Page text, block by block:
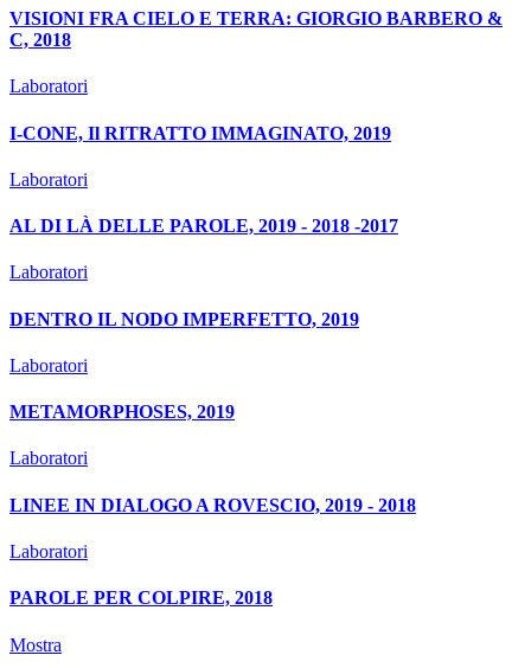
VISIONI FRA CIELO E TERRA: GIORGIO BARBERO &
C, 2018
Laboratori
I-CONE, Il RITRATTO IMMAGINATO, 2019
Laboratori
AL DI LÀ DELLE PAROLE, 2019 - 2018 -2017
Laboratori
DENTRO IL NODO IMPERFETTO, 2019
Laboratori
METAMORPHOSES, 2019
Laboratori
LINEE IN DIALOGO A ROVESCIO, 2019 - 2018
Laboratori
PAROLE PER COLPIRE, 2018
Mostra